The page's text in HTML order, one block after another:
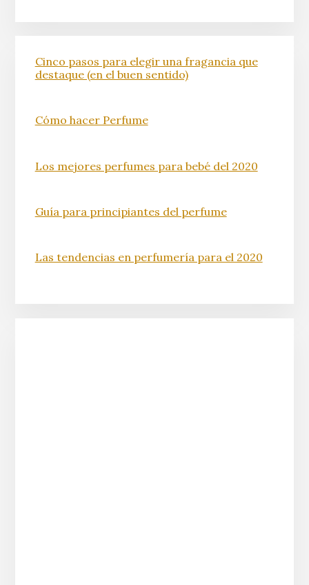
Cinco pasos para elegir una fragancia que
destaque (en el buen sentido)
Cómo hacer Perfume
Los mejores perfumes para bebé del 2020
Guía para principiantes del perfume
Las tendencias en perfumería para el 2020